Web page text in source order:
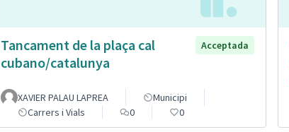
Tancament de la plaça cal
cubano/catalunya
Acceptada
XAVIER PALAU LAPREA
Municipi
Carrers i Vials
0 0